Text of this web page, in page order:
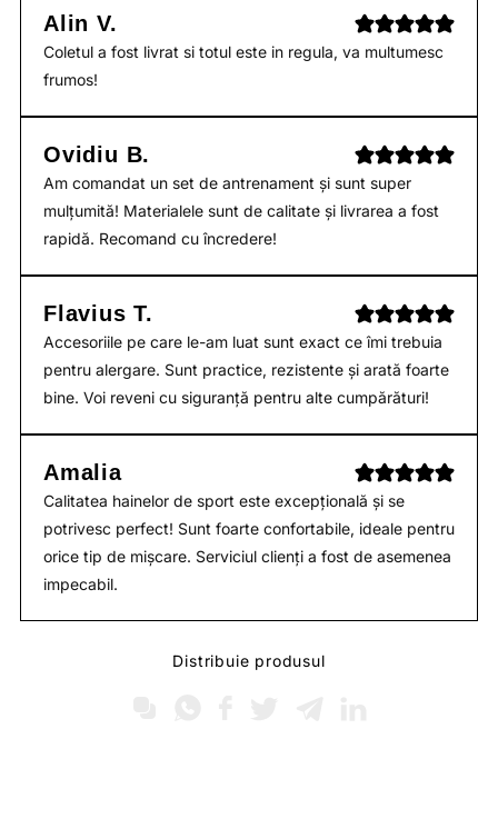
Alin V.
Coletul a fost livrat si totul este in regula, va multumesc
frumos!
Ovidiu B.
Am comandat un set de antrenament și sunt super
mulțumită! Materialele sunt de calitate și livrarea a fost
rapidă. Recomand cu încredere!
Flavius T.
Accesoriile pe care le-am luat sunt exact ce îmi trebuia
pentru alergare. Sunt practice, rezistente și arată foarte
bine. Voi reveni cu siguranță pentru alte cumpărături!
Amalia
Calitatea hainelor de sport este excepțională și se
potrivesc perfect! Sunt foarte confortabile, ideale pentru
orice tip de mișcare. Serviciul clienți a fost de asemenea
impecabil.
Distribuie produsul